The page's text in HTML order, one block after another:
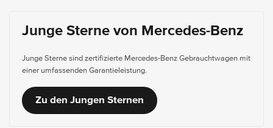
Junge Sterne von Mercedes-Benz
Junge Sterne sind zertifizierte Mercedes-Benz Gebrauchtwagen mit
einer umfassenden Garantieleistung.
Zu den Jungen Sternen